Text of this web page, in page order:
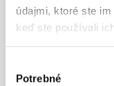
údajmi, ktoré ste
keď ste používali
súhlasu
Potrebné